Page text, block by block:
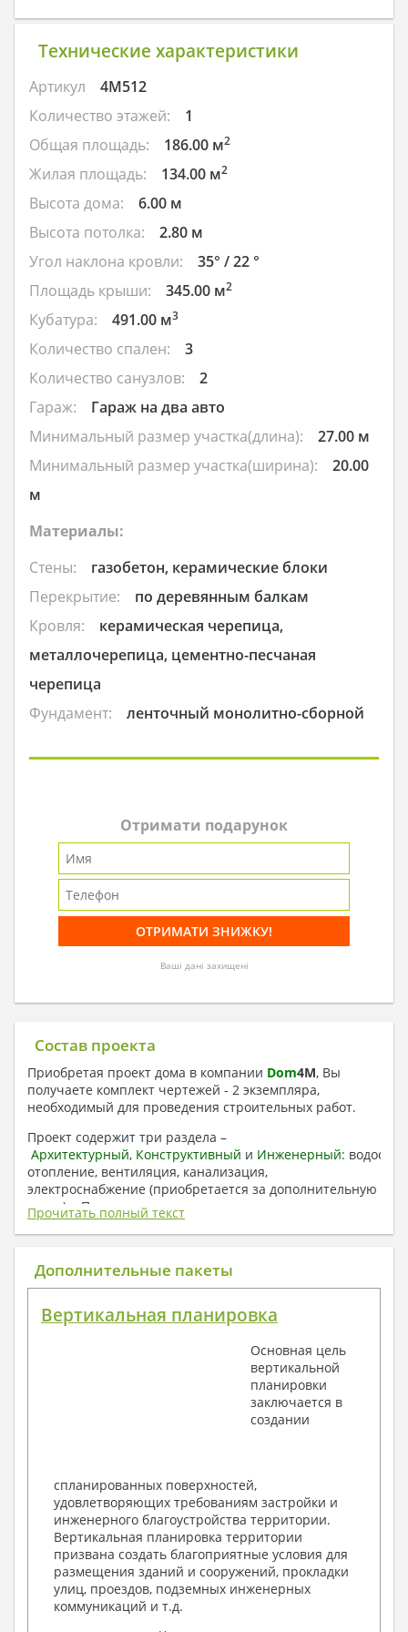
Технические характеристики
Артикул
4M512
Количество этажей:
1
Общая площадь:
186.00 м2
Жилая площадь: 134.00 м2
Высота дома:
6.00 м
Высота потолка:
2.80 м
Угол наклона кровли:
35° / 22 °
Площадь крыши:
345.00 м2
Кубатура: 491.00 м3
Количество спален:
3
Количество санузлов:
2
Гараж:
Гараж на два авто
Минимальный размер участка(длина):
27.00 м
Минимальный размер участка(ширина):
20.00
м
Материалы:
Стены:
газобетон, керамические блоки
Перекрытие:
по деревянным балкам
Кровля:
керамическая черепица,
металлочерепица, цементно-песчаная
черепица
Фундамент:
ленточный монолитно-сборной
Отримати подарунок
Ваші дані захищені
Состав проекта
Приобретая проект дома в компании Dom4M, Вы
получаете комплект чертежей - 2 экземпляра,
необходимый для проведения строительных работ.
Проект содержит три раздела –
Архитектурный, Конструктивный и Инженерный:
отопление, вентиляция, канализация,
электроснабжение (приобретается за дополнительную
плату) + Пояснительная записка.
1. Архитектурный раздел:
Общие данные по проекту
Поэтажные маркировочные планы с
Разрезы и состав конструкций
Фасады с ведомостью внешних отделок
Элементы проемов – спецификация
Ведомость перемычек – сечения и
Архитектурные узлы в конструкциях
2. Конструктивный раздел:
Общие данные по проекту
Схемы расположения и расчеты фундаментов
Элементы каркаса – схемы расположения
Схема расположения перекрытий
Опоры перекрытия на стены или Узлы
Прочитать полный текст
Дополнительные пакеты
Вертикальная планировка
Основная цель
вертикальной
планировки
заключается в
создании
спланированных поверхностей,
удовлетворяющих требованиям застройки и
инженерного благоустройства территории.
Вертикальная планировка территории
призвана создать благоприятные условия для
размещения зданий и сооружений, прокладки
улиц, проездов, подземных инженерных
коммуникаций и т.д.